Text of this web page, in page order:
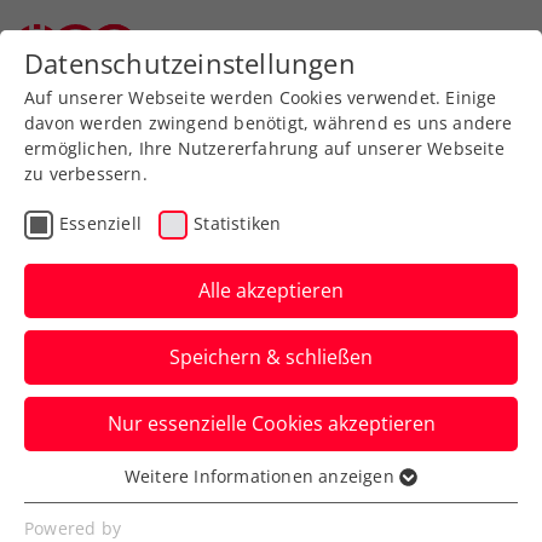
Zurück zur Newsübersicht
Turniere
ITF Monastir: Koller
stürmt von Premiere zu
Premiere
Das ÖTV-Ass steht in Tunesien das erste
Mal in einem internationalen
Damenfinale.
Verfasst von: Manuel Wachta, 13.04.2024
Datenschutzeinstellungen
Auf unserer Webseite werden Cookies verwendet. Einige
davon werden zwingend benötigt, während es uns andere
ermöglichen, Ihre Nutzererfahrung auf unserer Webseite
zu verbessern.
Essenziell Statistiken
Alle akzeptieren
Speichern & schließen
Nur essenzielle Cookies akzeptieren
Essenziell
Essenzielle Cookies werden für grundlegende
Weitere Informationen anzeigen
Powered by